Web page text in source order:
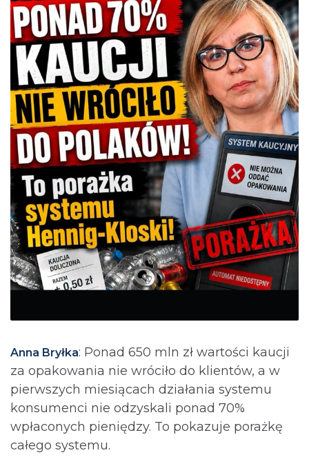
Anna Bryłka: Ponad 650 mln zł wartości kaucji
za opakowania nie wróciło do klientów, a w
pierwszych miesiącach działania systemu
konsumenci nie odzyskali ponad 70%
wpłaconych pieniędzy. To pokazuje porażkę
całego systemu.